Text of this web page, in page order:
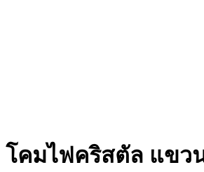
โคมไฟคริสตัล แขว